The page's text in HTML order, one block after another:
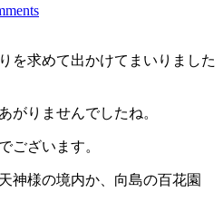
を求めて出かけてまいりました
がりませんでしたね。
ございます。
神様の境内か、向島の百花園